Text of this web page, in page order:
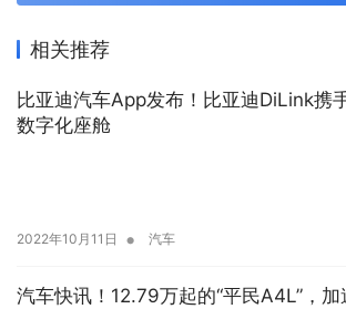
相关推荐
比亚迪汽车App发布！比亚迪DiLink携
数字化座舱
2022年10月11日 • 汽车
汽车快讯！12.79万起的“平民A4L”，